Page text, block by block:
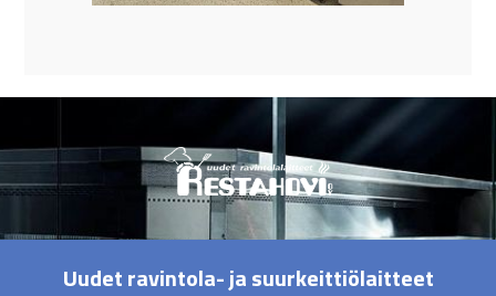
Uudet ravintola- ja suurkeittiölaitteet